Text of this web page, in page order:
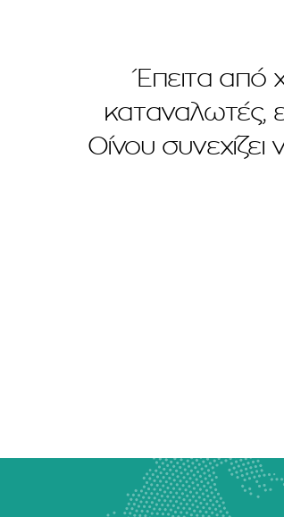
Έπειτα από
καταναλωτές,
Οίνου